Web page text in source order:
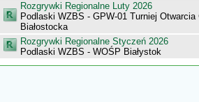
Rozgrywki Regionalne Luty 2026
Podlaski WZBS - GPW-01 Turniej Otwarcia
Białostocka
Rozgrywki Regionalne Styczeń 2026
Podlaski WZBS - WOŚP Białystok